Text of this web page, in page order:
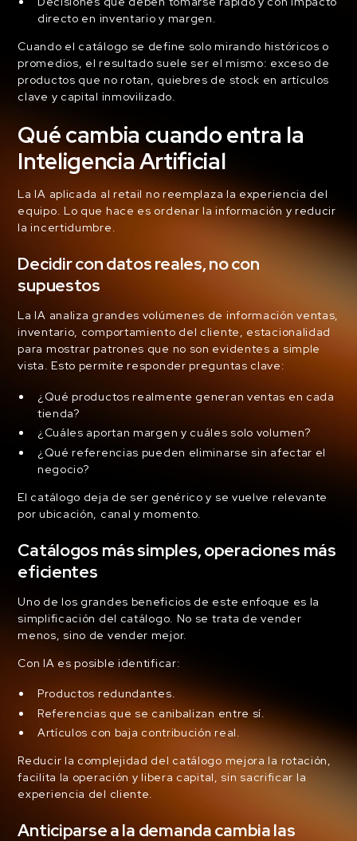
directo en inventario y margen.
Cuando el catálogo se define solo mirando históricos o
promedios, el resultado suele ser el mismo: exceso de
productos que no rotan, quiebres de stock en artículos
clave y capital inmovilizado.
Qué cambia cuando entra la
Inteligencia Artificial
La IA aplicada al retail no reemplaza la experiencia del
equipo. Lo que hace es ordenar la información y reducir
la incertidumbre.
Decidir con datos reales, no con
supuestos
La IA analiza grandes volúmenes de información ventas,
inventario, comportamiento del cliente, estacionalidad
para mostrar patrones que no son evidentes a simple
vista. Esto permite responder preguntas clave:
¿Qué productos realmente generan ventas en cada
tienda?
¿Cuáles aportan margen y cuáles solo volumen?
¿Qué referencias pueden eliminarse sin afectar el
negocio?
El catálogo deja de ser genérico y se vuelve relevante
por ubicación, canal y momento.
Catálogos más simples, operaciones más
eficientes
Uno de los grandes beneficios de este enfoque es la
simplificación del catálogo. No se trata de vender
menos, sino de vender mejor.
Con IA es posible identificar:
Productos redundantes.
Referencias que se canibalizan entre sí.
Artículos con baja contribución real.
Reducir la complejidad del catálogo mejora la rotación,
facilita la operación y libera capital, sin sacrificar la
experiencia del cliente.
Anticiparse a la demanda cambia las